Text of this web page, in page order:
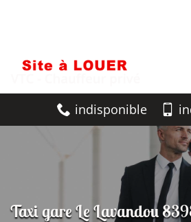
indisponible
Taxi gare Le Lavandou